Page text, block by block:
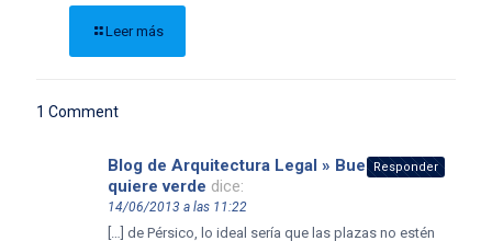
Leer más
1 Comment
Blog de Arquitectura Legal » Buenos Aires
quiere verde dice:
14/06/2013 a las 11:22
[…] de Pérsico, lo ideal sería que las plazas no estén
Responder